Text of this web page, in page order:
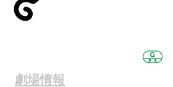
劇場情報